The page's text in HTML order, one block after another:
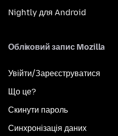
Nightly для Android
Обліковий запис Mozilla
Увійти/Зареєструватися
Що це?
Скинути пароль
Синхронізація даних